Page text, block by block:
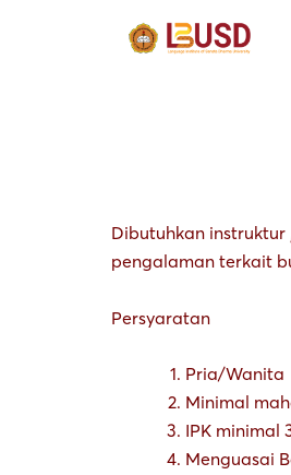
Dibutuhkan instruktur
pengalaman terkait
Persyaratan
Pria/Wanita
Minimal
IPK minimal
Menguasai